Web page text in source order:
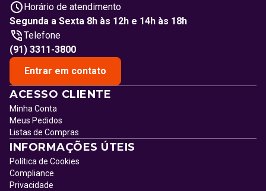
Horário de atendimento
Segunda a Sexta 8h às 12h e 14h às 18h
Telefone
(91) 3311-3800
Entrar em contato
ACESSO CLIENTE
Minha Conta
Meus Pedidos
Listas de Compras
INFORMAÇÕES ÚTEIS
Política de Cookies
Compliance
Privacidade